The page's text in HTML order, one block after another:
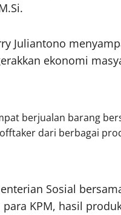
Juliantono
ekonomi
berjualan barang
dari berbagai
Sosial
KPM, hasil